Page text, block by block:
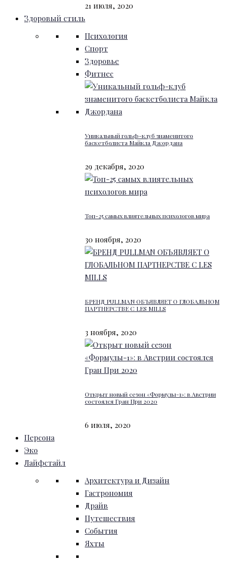
21 июля, 2020
Здоровый стиль
Психология
Спорт
Здоровье
Фитнес
Уникальный гольф-клуб знаменитого
баскетболиста Майкла Джордана
29 декабря, 2020
Топ-25 самых влиятельных психологов мира
30 ноября, 2020
БРЕНД PULLMAN ОБЪЯВЛЯЕТ О ГЛОБАЛЬНОМ
ПАРТНЕРСТВЕ С LES MILLS
3 ноября, 2020
Открыт новый сезон «Формулы-1»: в Австрии
состоялся Гран При 2020
6 июля, 2020
Персона
Эко
Лайфстайл
Архитектура и Дизайн
Гастрономия
Драйв
Путешествия
События
Яхты